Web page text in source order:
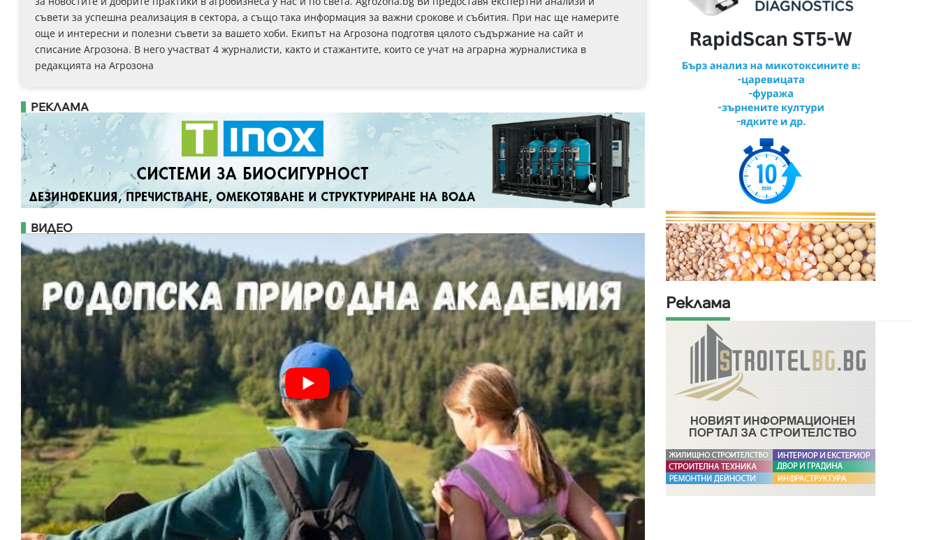
съвети за успешна реализация в сектора, а също така информация за важни срокове и събития. При нас ще намерите
още и интересни и полезни съвети за вашето хоби. Екипът на Агрозона подготвя цялото съдържание на сайт и
списание Агрозона. В него участват 4 журналисти, както и стажантите, които се учат на аграрна журналистика в
редакцията на Агрозона
РЕКЛАМА
ВИДЕО
Реклама